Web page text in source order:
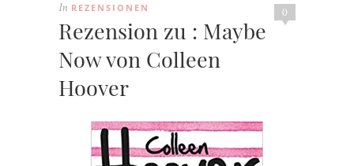
0
In REZENSIONEN
Rezension zu : Maybe
Now von Colleen
Hoover